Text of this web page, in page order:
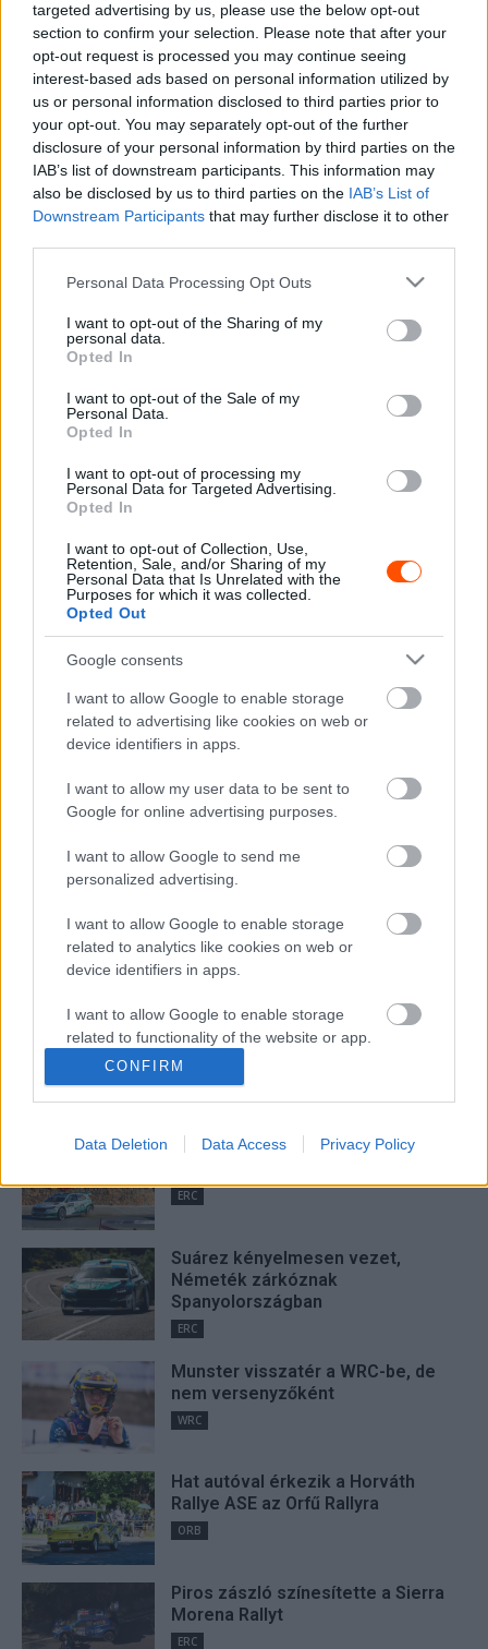
targeted advertising by us, please use the below opt-out
section to confirm your selection. Please note that after your
opt-out request is processed you may continue seeing
interest-based ads based on personal information utilized by
us or personal information disclosed to third parties prior to
your opt-out. You may separately opt-out of the further
disclosure of your personal information by third parties on the
IAB’s list of downstream participants. This information may
also be disclosed by us to third parties on the IAB’s List of
Downstream Participants that may further disclose it to other
Please note that this website/app uses one or more Google
not limited to your visit or usage behaviour. You may click to
grant or deny consent to Google and its third-party tags to
use your data for below specified purposes in below Google
consent section.
Personal Data Processing Opt Outs
I want to opt-out of the Sharing of my
personal data.
Opted In
I want to opt-out of the Sale of my
Personal Data.
Opted In
I want to opt-out of processing my
Personal Data for Targeted Advertising.
Opted In
I want to opt-out of Collection, Use,
Retention, Sale, and/or Sharing of my
Personal Data that Is Unrelated with the
Purposes for which it was collected.
Opted Out
Google consents
I want to allow Google to enable storage
related to advertising like cookies on web or
device identifiers in apps.
I want to allow my user data to be sent to
Google for online advertising purposes.
I want to allow Google to send me
personalized advertising.
I want to allow Google to enable storage
related to analytics like cookies on web or
device identifiers in apps.
I want to allow Google to enable storage
related to functionality of the website or app.
I want to allow Google to enable storage
related to personalization.
I want to allow Google to enable storage
functionality and fraud prevention, and other
user protection.
CONFIRM
Data Deletion Data Access Privacy Policy
A Toyota magyar idő szerint hétfő reggel rendezett média
eseményén bejelentette jövő évi WRC-csapatát, míg a
Toyota WRC Challenge programjának tagjai jelentős
előrelépést tehetnek.
A program második generációját képviselő Yuki
Yamamoto teljes évet mehet 2026-ban a WRC2-ben
Rally2-es Toyotával.
Matsushita pedig ugyancsak Rally2-es autóra válthatján
Rally3-es Renault Cliójukat, amivel finn versenyeken,
ERC-ben és néhány WRC-futamon indulhatnak.
A Challenge program tagja lett Jaspar Vaher, a 18 éves
észt versenyző Gotóval és Matsushitával együtt
ugyancsak Rally2-es Toyotával versenyezhet, finn, ERC
és WRC-futamokon.
A negyedik generáció tagjai, Rio Ogata és Kanta
Yanaguida jövőre a Rally4-es autójukat Rally3-as Clióra
cserélhetik.
Az ötödik generáció tagjainak kiválasztása jelenleg is
zajlik, decemberben hat versenyző közül kerülhetnek ki
azok, akik folytathatják a programot.
kiemelt Toyota Gazoo Racing WRC
Facebook
Hund Gábor
Suárez nyerte meg az ERC-
ERC
Suárez kényelmesen vezet,
Németék zárkóznak
Spanyolországban
ERC
Munster visszatér a WRC-be, de
nem versenyzőként
WRC
Hat autóval érkezik a Horváth
Rallye ASE az Orfű Rallyra
ORB
Piros zászló színesítette a Sierra
Morena Rallyt
ERC